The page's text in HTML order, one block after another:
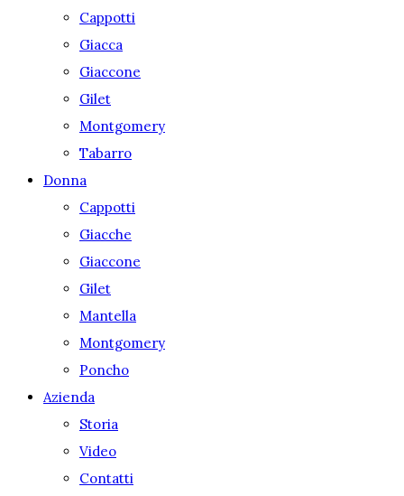
Cappotti
Giacca
Giaccone
Gilet
Montgomery
Tabarro
Donna
Cappotti
Giacche
Giaccone
Gilet
Mantella
Montgomery
Poncho
Azienda
Storia
Video
Contatti